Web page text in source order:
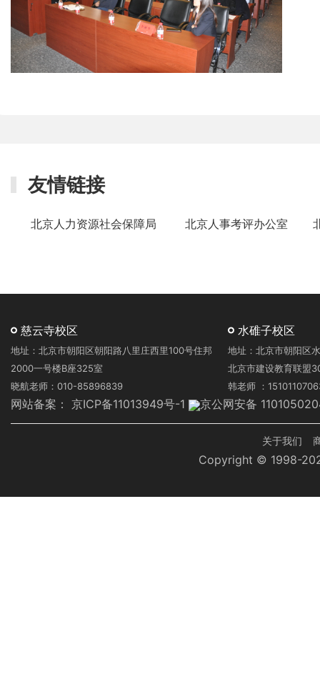
友情链接
北京人力资源社会保障局 北京人事考评办公室
慈云寺校区
地址：北京市朝阳区朝阳路八里庄西里100号住邦
2000一号楼B座325室
晓航老师：010-85896839
水碓子校区
地址：北京市朝阳区
北京市建设教育联盟
韩老师 ：
网站备案： 京ICP备11013949号-1 京公网安备
关于我们
Copyright © 1998-